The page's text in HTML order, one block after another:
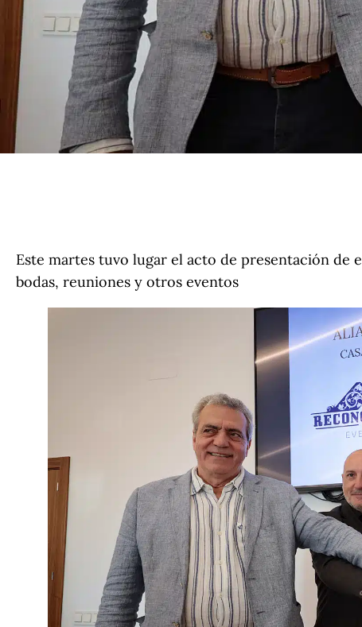
Este martes tuvo lugar el acto de presentación de
bodas, reuniones y otros eventos